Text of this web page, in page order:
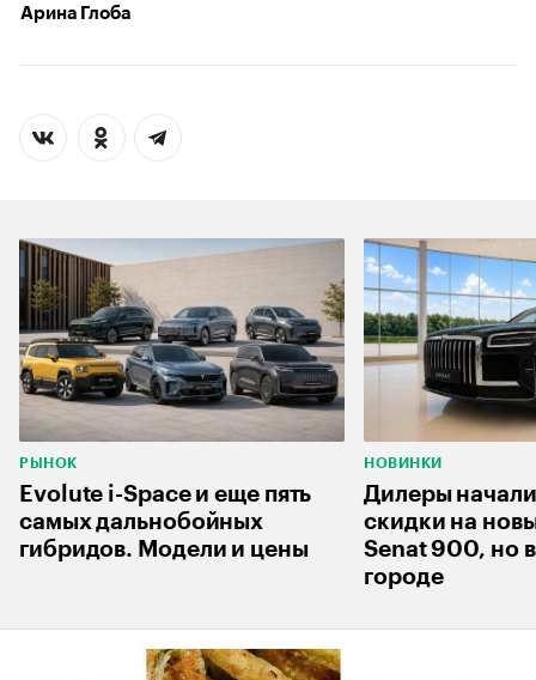
Арина Глоба
РЫНОК
Evolute i-Space и еще пять
самых дальнобойных
гибридов. Модели и цены
НОВИНКИ
Дилеры начали
скидки на
Senat 900, но
городе